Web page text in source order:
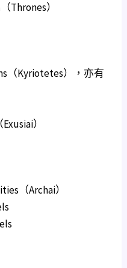
Thrones）
（Kyriotetes），亦有
）
（Archai）